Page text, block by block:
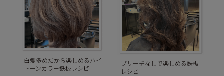
白髪多めだから楽しめるハイ
トーンカラー鉄板レシピ
ブリーチなしで楽しめる鉄板
レシピ